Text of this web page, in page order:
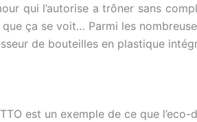
qui l’autorise a trôner sans
ça se voit… Parmi les
de bouteilles en plastique
est un exemple de ce que